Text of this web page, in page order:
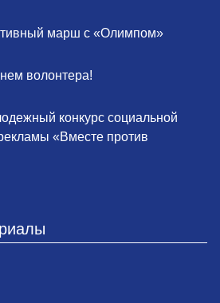
марш с «Олимпом»
волонтера!
конкурс социальной
«Вместе против